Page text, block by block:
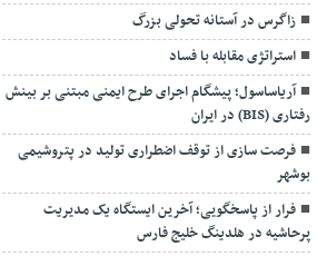
زاگرس در آستانه تحولی بزرگ
استراتژی مقابله با فساد
آریاساسول؛ پیشگام اجرای طرح ایمنی مبتنی بر بینش
رفتاری (BIS) در ایران
فرصت سازی از توقف اضطراری تولید در پتروشیمی
بوشهر
فرار از پاسخگویی؛ آخرین ایستگاه یک مدیریت
پرحاشیه در هلدینگ خلیج فارس